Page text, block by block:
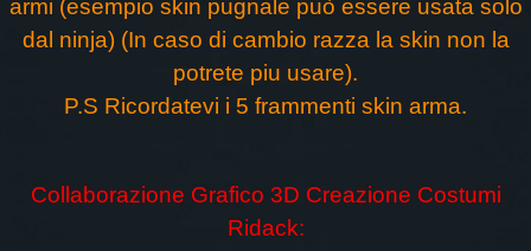
armi (esempio skin pugnale può essere usata solo
dal ninja) (In caso di cambio razza la skin non la
potrete piu usare).
P.S Ricordatevi i 5 frammenti skin arma.
Collaborazione Grafico 3D Creazione Costumi
Ridack: